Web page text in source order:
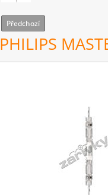
Předchozí
PHILIPS